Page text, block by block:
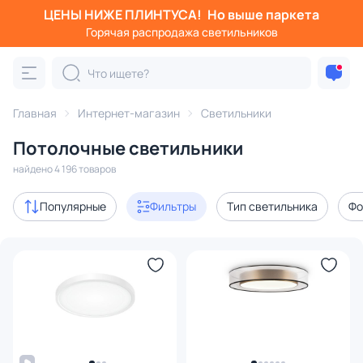
ЦЕНЫ НИЖЕ ПЛИНТУСА! Но выше паркета
Горячая распродажа светильников
Главная Интернет-магазин Светильники
Потолочные светильники
найдено 4 196 товаров
Популярные Фильтры Тип светильника
Фильтры
Категория: Потолочные светильники
для кухни круглые для спальни цилиндрические
Акции 391
с 3D-моделями 189
В наличии 2569